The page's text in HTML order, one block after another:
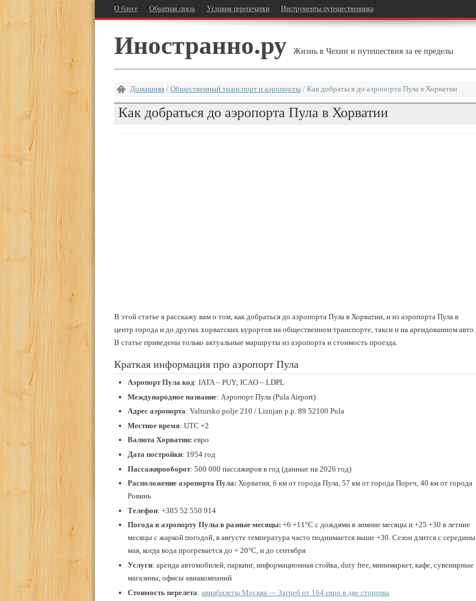
О блоге Обратная связь Условия перепечатки Инструменты путешественника
Иностранно.ру Жизнь в Чехии и путешествия за ее пределы
Домашняя/ Общественный транспорт и аэропорты/ Как добраться до аэропорта Пула в Хорватии
Как добраться до аэропорта Пула в Хорватии
В этой статье я расскажу вам о том, как добраться до аэропорта Пула в Хорватии, и из аэропорта Пула в
центр города и до других хорватских курортов на общественном транспорте, такси и на арендованном авто.
В статье приведены только актуальные маршруты из аэропорта и стоимость проезда.
Краткая информация про аэропорт Пула
Аэропорт Пула код: IATA – PUY; ICAO – LDPL
Международное название: Аэропорт Пула (Pula Airport)
Адрес аэропорта: Valtursko polje 210 / Liznjan p.p. 89 52100 Pula
Местное время: UTC +2
Валюта Хорватии:евро
Дата постройки: 1954 год
Пассажирооборот: 500 000 пассажиров в год (данные на 2026 год)
Расположение аэропорта Пула: Хорватия, 6 км от города Пула, 57 км от города Пореч, 40 км от города
Ровинь
Телефон: +385 52 550 914
Погода в аэропорту Пулы в разные месяцы: +6 +11°С с дождями в зимние месяцы и +25 +30 в летние
месяцы с жаркой погодой, в августе температура часто поднимается выше +30. Сезон длится с середины
мая, когда вода прогревается до + 20°С, и до сентября
Услуги: аренда автомобилей, паркинг, информационная стойка, duty free, минимаркет, кафе, сувенирные
магазины, офисы авиакомпаний
Стоимость перелета:авиабилеты Москва — Загреб от 164 евро в две стороны